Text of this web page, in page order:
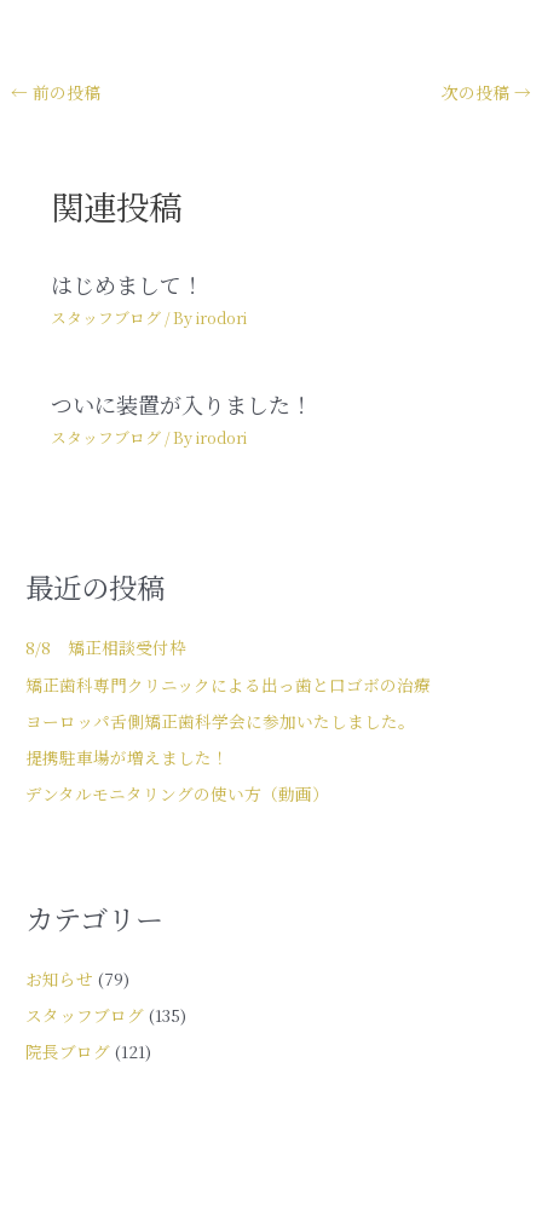
← 前の投稿 次の投稿 →
関連投稿
はじめまして！
スタッフブログ/ Byirodori
ついに装置が入りました！
スタッフブログ/ Byirodori
最近の投稿
8/8 矯正相談受付枠
矯正歯科専門クリニックによる出っ歯と口ゴボの治療
ヨーロッパ舌側矯正歯科学会に参加いたしました。
提携駐車場が増えました！
デンタルモニタリングの使い方（動画）
カテゴリー
お知らせ (79)
スタッフブログ (135)
院長ブログ (121)